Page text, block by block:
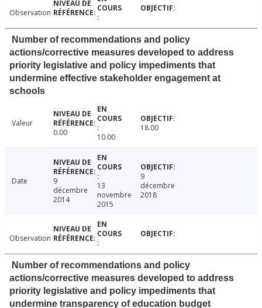
Observation
Number of recommendations and policy
actions/corrective measures developed to address
priority legislative and policy impediments that
undermine effective stakeholder engagement at
schools
Valeur
0.00
10.00
18.00
Date
9
décembre
2014
13
novembre
2015
9
décembre
2018
Observation
Number of recommendations and policy
actions/corrective measures developed to address
priority legislative and policy impediments that
undermine transparency of education budget